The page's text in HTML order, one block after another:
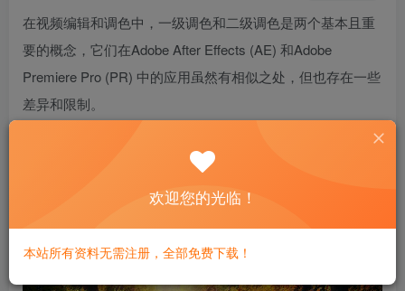
在视频编辑和调色中，一级调色和二级调色是两个基本且重
要的概念，它们在Adobe After Effects (AE) 和Adobe
Premiere Pro (PR) 中的应用虽然有相似之处，但也存在一些
差异和限制。
欢迎您的光临！
本站所有资料无需注册，全部免费下载！